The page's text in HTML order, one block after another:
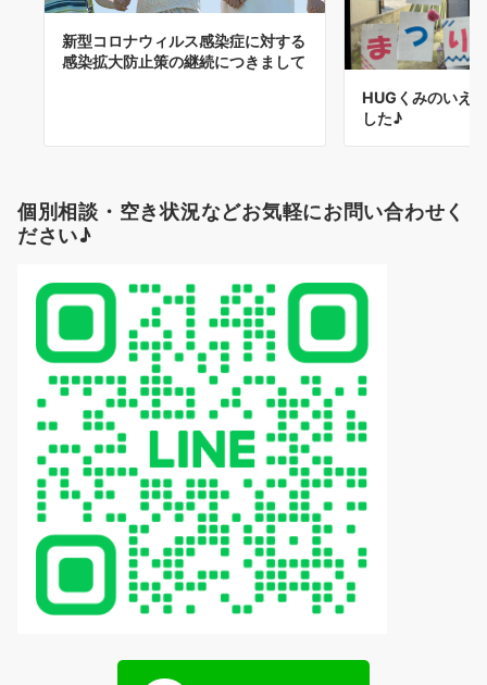
新型コロナウィルス感染症に対する
感染拡大防止策の継続につきまして
HUGくみのいえ
した♪
個別相談・空き状況などお気軽にお問い合わせく
ださい♪